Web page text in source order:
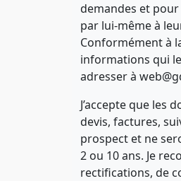
demandes et
par lui-même à
Conformément à
informations qui
adresser à
J’accepte que les
devis, factures,
prospect et ne
2 ou 10 ans. Je
rectifications, de